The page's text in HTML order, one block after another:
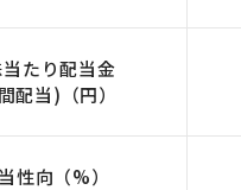
たり配当金
配当)（円）
性向（%）